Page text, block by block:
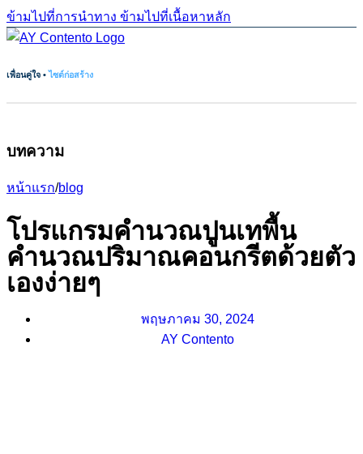
ข้ามไปที่การนำทาง ข้ามไปที่เนื้อหาหลัก
เพื่อนคู่ใจ • ไซต์ก่อสร้าง
บทความ
หน้าแรก/blog
โปรแกรมคํานวณปูนเทพื้น
คำนวณปริมาณคอนกรีตด้วยตัว
เองง่ายๆ
พฤษภาคม 30, 2024
AY Contento